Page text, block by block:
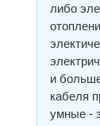
либо
и
кабеля
умные -